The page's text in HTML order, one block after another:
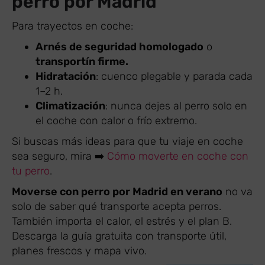
Para trayectos en coche:
Arnés de seguridad homologado o
transportín firme.
Hidratación: cuenco plegable y parada cada
1–2 h.
Climatización: nunca dejes al perro solo en
el coche con calor o frío extremo.
Si buscas más ideas para que tu viaje en coche
sea seguro, mira ➡️ Cómo moverte en coche con
tu perro.
Moverse con perro por Madrid en verano no va
solo de saber qué transporte acepta perros.
También importa el calor, el estrés y el plan B.
Descarga la guía gratuita con transporte útil,
planes frescos y mapa vivo.